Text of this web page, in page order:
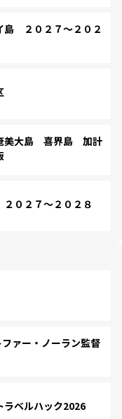
２０２７～２０２
大島 喜界島 加計
０２７～２０２８
ァー・ノーラン監督
ベルハック2026